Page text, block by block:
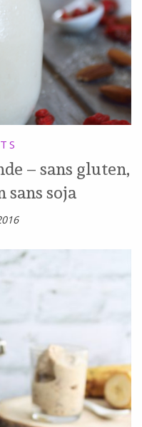
– sans gluten,
sans soja